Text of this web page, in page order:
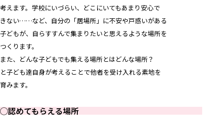
考えます。学校にいづらい、どこにいてもあまり安心で
きない……など、自分の「居場所」に不安や戸惑いがある
子どもが、自らすすんで集まりたいと思えるような場所を
つくります。
また、どんな子どもでも集える場所とはどんな場所？
と子ども達自身が考えることで他者を受け入れる素地を
育みます。
◯認めてもらえる場所